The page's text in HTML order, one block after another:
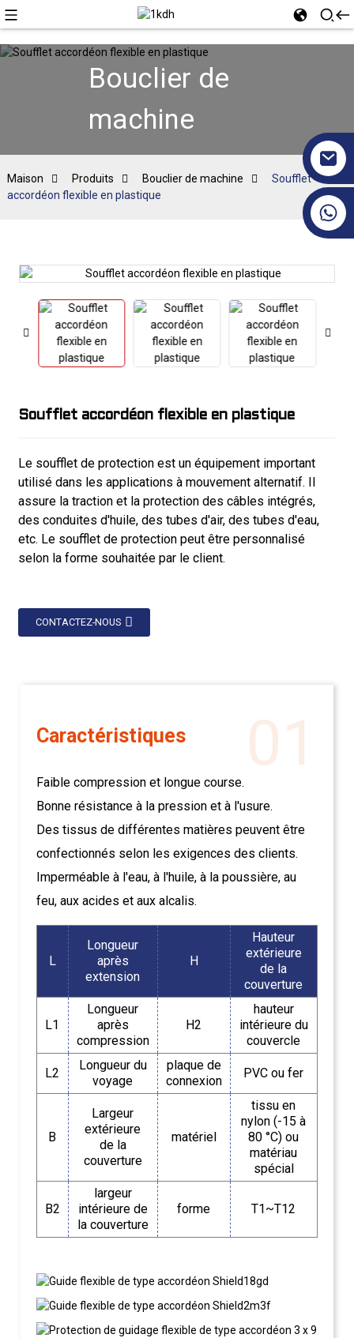
Bouclier de
machine
Maison Produits Bouclier de machine
Soufflet
accordéon flexible en plastique
Soufflet accordéon flexible en plastique
Le soufflet de protection est un équipement important
utilisé dans les applications à mouvement alternatif. Il
assure la traction et la protection des câbles intégrés,
des conduites d'huile, des tubes d'air, des tubes d'eau,
etc. Le soufflet de protection peut être personnalisé
selon la forme souhaitée par le client.
CONTACTEZ-NOUS
01
Caractéristiques
Faible compression et longue course.
Bonne résistance à la pression et à l'usure.
Des tissus de différentes matières peuvent être
confectionnés selon les exigences des clients.
Imperméable à l'eau, à l'huile, à la poussière, au
feu, aux acides et aux alcalis.
L
Longueur
après
extension
H
Hauteur
extérieure
de la
couverture
L1
Longueur
après
compression
H2
hauteur
intérieure du
couvercle
L2
Longueur du
voyage
plaque de
connexion
PVC ou fer
B
Largeur
extérieure
de la
couverture
matériel
tissu en
nylon (-15 à
80 °C) ou
matériau
spécial
B2
largeur
intérieure de
la couverture
forme T1~T12